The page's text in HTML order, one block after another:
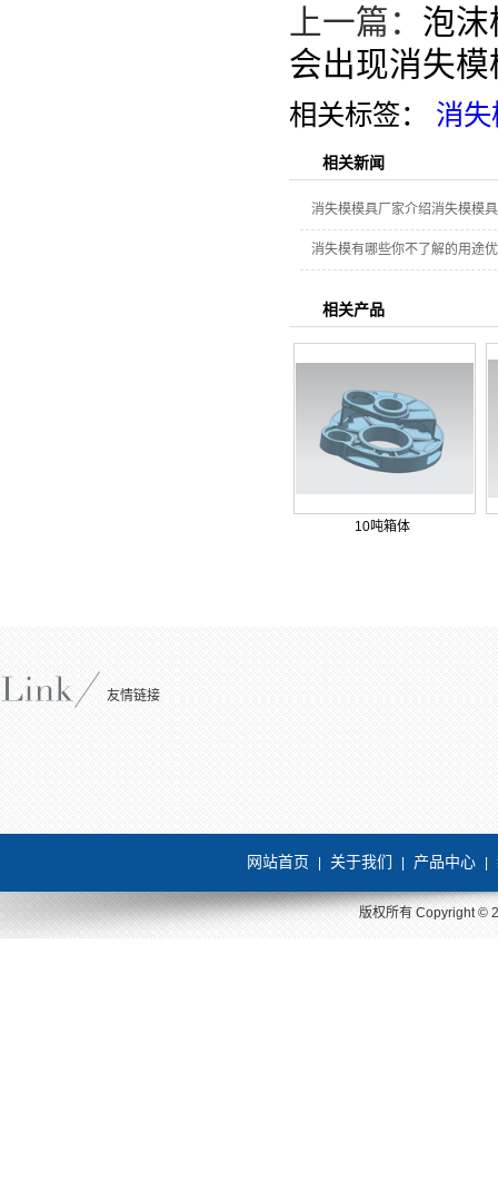
上一篇： 泡沫
会出现消失
相关标签： 消失
相关新闻
消失模模具厂家介绍消失模模
消失模有哪些你不了解的用途
相关产品
10吨箱体
友情链接
网站首页 关于我们 产品中心
版权所有 Copyright ©